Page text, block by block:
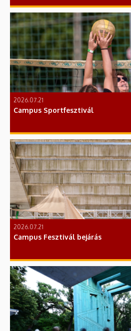
2026.07.21
Campus Sportfesztivál
2026.07.21
Campus Fesztivál bejárás